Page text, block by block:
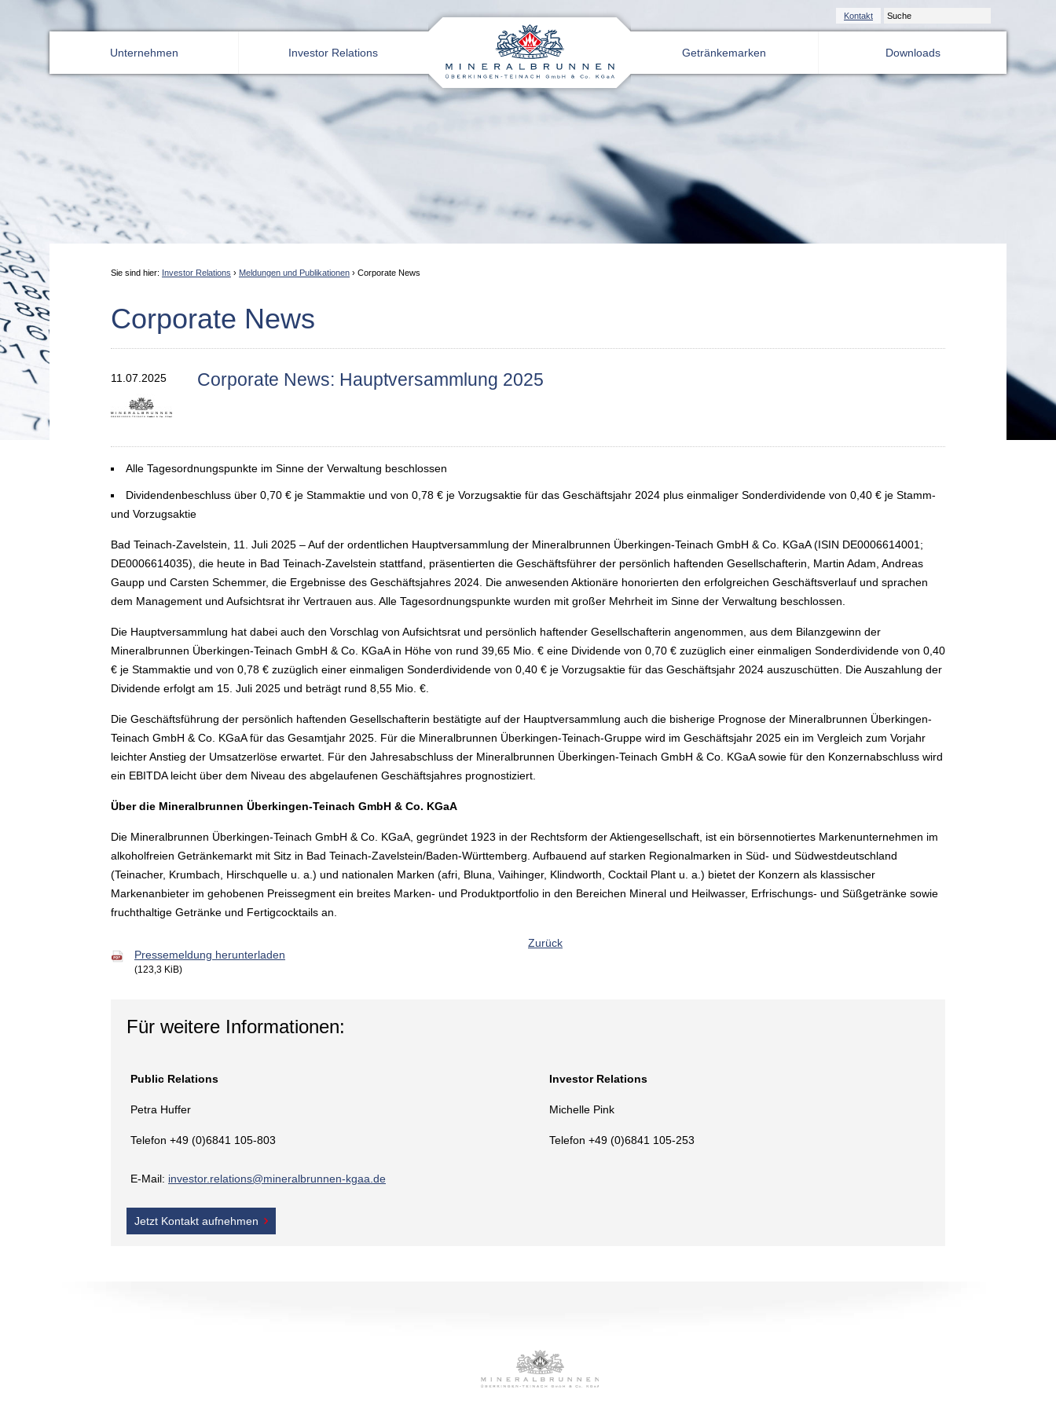
Kontakt
Unternehmen Investor Relations Getränkemarken Downloads
Sie sind hier: Investor Relations › Meldungen und Publikationen › Corporate News
Corporate News
11.07.2025 Corporate News: Hauptversammlung 2025
Alle Tagesordnungspunkte im Sinne der Verwaltung beschlossen
Dividendenbeschluss über 0,70 € je Stammaktie und von 0,78 € je Vorzugsaktie für das Geschäftsjahr 2024 plus einmaliger Sonderdividende von 0,40 € je Stamm-
und Vorzugsaktie
Bad Teinach-Zavelstein, 11. Juli 2025 – Auf der ordentlichen Hauptversammlung der Mineralbrunnen Überkingen-Teinach GmbH & Co. KGaA (ISIN DE0006614001;
DE0006614035), die heute in Bad Teinach-Zavelstein stattfand, präsentierten die Geschäftsführer der persönlich haftenden Gesellschafterin, Martin Adam, Andreas
Gaupp und Carsten Schemmer, die Ergebnisse des Geschäftsjahres 2024. Die anwesenden Aktionäre honorierten den erfolgreichen Geschäftsverlauf und sprachen
dem Management und Aufsichtsrat ihr Vertrauen aus. Alle Tagesordnungspunkte wurden mit großer Mehrheit im Sinne der Verwaltung beschlossen.
Die Hauptversammlung hat dabei auch den Vorschlag von Aufsichtsrat und persönlich haftender Gesellschafterin angenommen, aus dem Bilanzgewinn der
Mineralbrunnen Überkingen-Teinach GmbH & Co. KGaA in Höhe von rund 39,65 Mio. € eine Dividende von 0,70 € zuzüglich einer einmaligen Sonderdividende von 0,40
€ je Stammaktie und von 0,78 € zuzüglich einer einmaligen Sonderdividende von 0,40 € je Vorzugsaktie für das Geschäftsjahr 2024 auszuschütten. Die Auszahlung der
Dividende erfolgt am 15. Juli 2025 und beträgt rund 8,55 Mio. €.
Die Geschäftsführung der persönlich haftenden Gesellschafterin bestätigte auf der Hauptversammlung auch die bisherige Prognose der Mineralbrunnen Überkingen-
Teinach GmbH & Co. KGaA für das Gesamtjahr 2025. Für die Mineralbrunnen Überkingen-Teinach-Gruppe wird im Geschäftsjahr 2025 ein im Vergleich zum Vorjahr
leichter Anstieg der Umsatzerlöse erwartet. Für den Jahresabschluss der Mineralbrunnen Überkingen-Teinach GmbH & Co. KGaA sowie für den Konzernabschluss wird
ein EBITDA leicht über dem Niveau des abgelaufenen Geschäftsjahres prognostiziert.
Über die Mineralbrunnen Überkingen-Teinach GmbH & Co. KGaA
Die Mineralbrunnen Überkingen-Teinach GmbH & Co. KGaA, gegründet 1923 in der Rechtsform der Aktiengesellschaft, ist ein börsennotiertes Markenunternehmen im
alkoholfreien Getränkemarkt mit Sitz in Bad Teinach-Zavelstein/Baden-Württemberg. Aufbauend auf starken Regionalmarken in Süd- und Südwestdeutschland
(Teinacher, Krumbach, Hirschquelle u. a.) und nationalen Marken (afri, Bluna, Vaihinger, Klindworth, Cocktail Plant u. a.) bietet der Konzern als klassischer
Markenanbieter im gehobenen Preissegment ein breites Marken- und Produktportfolio in den Bereichen Mineral und Heilwasser, Erfrischungs- und Süßgetränke sowie
fruchthaltige Getränke und Fertigcocktails an.
Pressemeldung herunterladen
(123,3 KiB)
Für weitere Informationen:
Public Relations
Petra Huffer
Telefon +49 (0)6841 105-803
Investor Relations
Michelle Pink
Telefon +49 (0)6841 105-253
E-Mail: investor.relations@mineralbrunnen-kgaa.de
Jetzt Kontakt aufnehmen
Zurück